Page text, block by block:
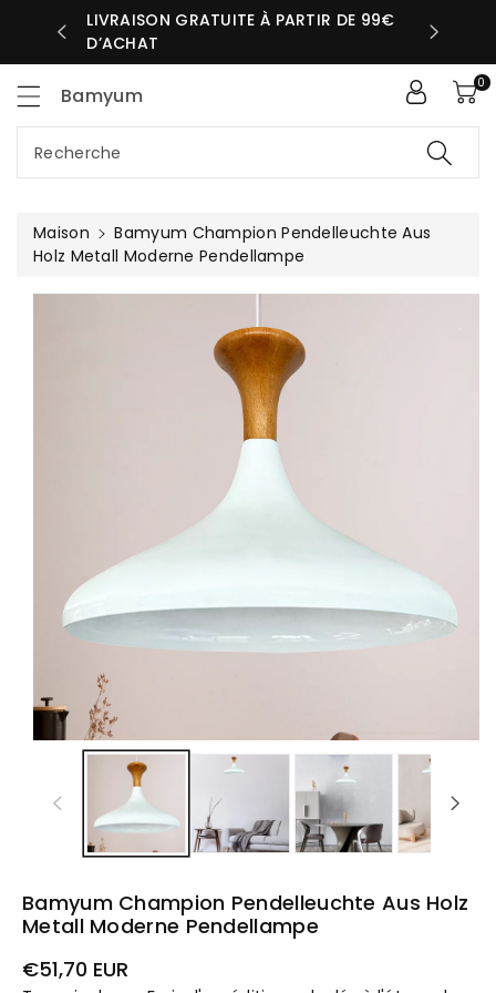
MÊME
LIVRAISON GRATUITE À PARTIR DE 99€
D’ACHAT
Bamyum
Recherche
0
Maison
Bamyum Champion Pendelleuchte Aus
Holz Metall Moderne Pendellampe
Bamyum Champion Pendelleuchte Aus Holz
Metall Moderne Pendellampe
Prix
habituel
€51,70 EUR